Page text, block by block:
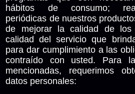
hábitos de consumo;
periódicas de nuestros
de mejorar la calidad de los
calidad del servicio que
para dar cumplimiento a las
contraído con usted. Para
mencionadas, requerimos
datos personales: